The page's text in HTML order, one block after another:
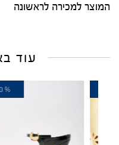
המוצר למכירה לראשונה
עוד
-20%